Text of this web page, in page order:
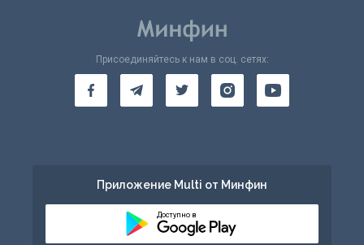
Присоединяйтесь к нам в соц. сетях:
Приложение Multi от Минфин
Доступно в